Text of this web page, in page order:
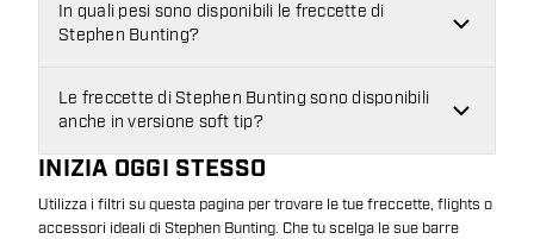
In quali pesi sono disponibili le freccette di
Stephen Bunting?
Le freccette di Stephen Bunting sono disponibili
anche in versione soft tip?
INIZIA OGGI STESSO
Utilizza i filtri su questa pagina per trovare le tue freccette, flights o
accessori ideali di Stephen Bunting. Che tu scelga le sue barre